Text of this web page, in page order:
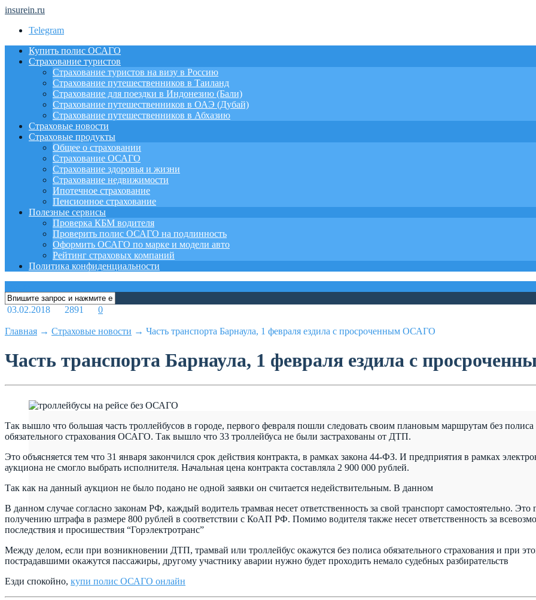
insurein.ru
Telegram
Купить полис ОСАГО
Страхование туристов
Страхование туристов на визу в Россию
Страхование путешественников в Таиланд
Страхование для поездки в Индонезию (Бали)
Страхование путешественников в ОАЭ (Дубай)
Страхование путешественников в Абхазию
Страховые новости
Страховые продукты
Общее о страховании
Страхование ОСАГО
Страхование здоровья и жизни
Страхование недвижимости
Ипотечное страхование
Пенсионное страхование
Полезные сервисы
Проверка КБМ водителя
Проверить полис ОСАГО на подлинность
Оформить ОСАГО по марке и модели авто
Рейтинг страховых компаний
Политика конфиденциальности
03.02.2018 2891 0
Главная → Страховые новости → Часть транспорта Барнаула, 1 февраля ездила с просроченным ОСАГО
Часть транспорта Барнаула, 1 февраля ездила с
Так вышло что большая часть троллейбусов в городе, первого февраля пошли следовать своим плановым маршрутам без полиса
обязательного страхования ОСАГО. Так вышло что 33 троллейбуса не были застрахованы от ДТП.
Это объясняется тем что 31 января закончился срок действия контракта, в рамках закона 44-ФЗ. И предприятия в рамках
аукциона не смогло выбрать исполнителя. Начальная цена контракта составляла 2 900 000 рублей.
Так как на данный аукцион не было подано не одной заявки он считается недействительным. В данном
В данном случае согласно законам РФ, каждый водитель трамвая несет ответственность за свой транспорт самостоятельно. Это
получению штрафа в размере 800 рублей в соответствии с КоАП РФ. Помимо водителя также несет ответственность за
последствия и просишествия “Горэлектротранс”
Между делом, если при возникновении ДТП, трамвай или троллейбус окажутся без полиса обязательного страхования и при
пострадавшими окажутся пассажиры, другому участнику аварии нужно будет проходить немало судебных разбирательств
Езди спокойно, купи полис ОСАГО онлайн